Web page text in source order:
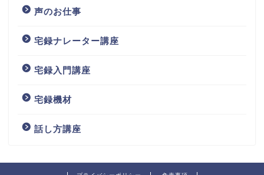
声のお仕事
宅録ナレーター講座
宅録入門講座
宅録機材
話し方講座